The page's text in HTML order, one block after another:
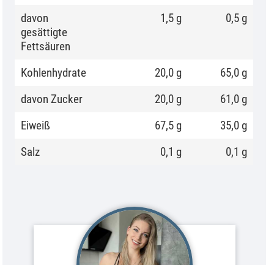
davon
gesättigte
Fettsäuren
1,5 g 0,5 g
Kohlenhydrate 20,0 g
65,0 g
davon Zucker
20,0 g
61,0 g
Eiweiß
67,5 g
35,0 g
Salz
0,1 g 0,1 g